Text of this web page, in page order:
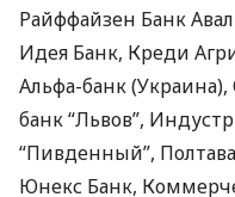
Райффайзен Банк
Идея Банк, Креди
Альфа-банк (Украина),
банк “Львов”,
“Пивденный”,
Юнекс Банк,